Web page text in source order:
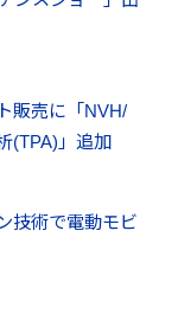
販売に「NVH/
(TPA)」追加
技術で電動モビ